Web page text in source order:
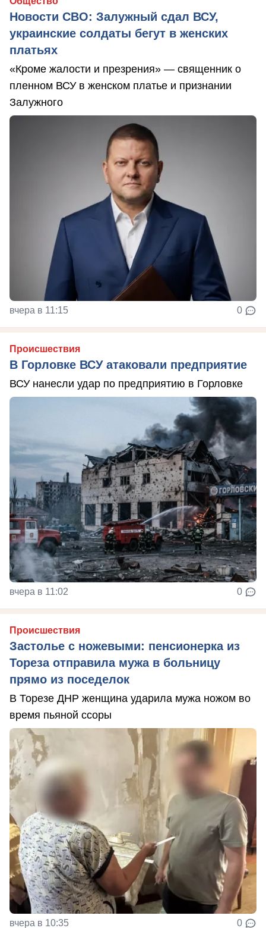
Новости СВО: Залужный сдал ВСУ,
украинские солдаты бегут в женских
платьях
«Кроме жалости и презрения» — священник о
пленном ВСУ в женском платье и признании
Залужного
вчера в 11:15 0
Происшествия
В Горловке ВСУ атаковали предприятие
ВСУ нанесли удар по предприятию в Горловке
вчера в 11:02 0
Происшествия
Застолье с ножевыми: пенсионерка из
Тореза отправила мужа в больницу
прямо из поседелок
В Торезе ДНР женщина ударила мужа ножом во
время пьяной ссоры
вчера в 10:35 0